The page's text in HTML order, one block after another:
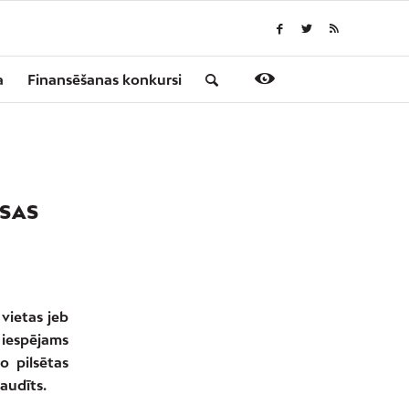
Finansēšanas konkursi
vietas jeb
pilsētas